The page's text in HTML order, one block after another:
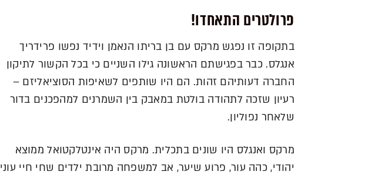
פרולטרים התאחדו!
בתקופה זו נפגש מרקס עם בן בריתו הנאמן וידיד נפשו פרידריך
אנגלס. כבר בפגישתם הראשונה גילו השניים כי בכל הקשור לתיקון
החברה דעותיהם זהות. הם היו שותפים לשאיפות הסוציאליזם –
רעיון שזכה לתהודה בולטת במאבק בין השמרנים למהפכנים בדור
שלאחר נפוליון.
מרקס ואנגלס היו שונים בתכלית. מרקס היה אינטלקטואל ממוצא
יהודי, כהה עור, פרוע שיער, אב למשפחה מרובת ילדים שחי חיי עוני